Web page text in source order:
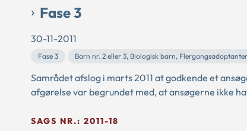
Fase 3
30-11-2011
Fase 3 Barn nr. 2 eller 3, Biologisk barn, Flergangsadoptanter
Samrådet afslog i marts 2011 at godkende et
afgørelse var begrundet med, at ansøgerne ikke
SAGS NR.: 2011-18